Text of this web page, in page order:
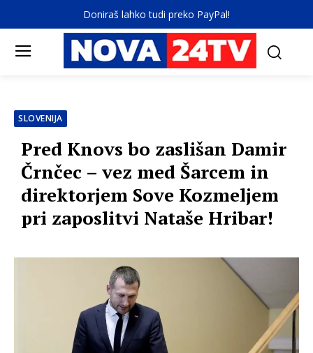
Doniraš lahko tudi preko PayPal!
SLOVENIJA
Pred Knovs bo zaslišan Damir
Črnčec – vez med Šarcem in
direktorjem Sove Kozmeljem
pri zaposlitvi Nataše Hribar!